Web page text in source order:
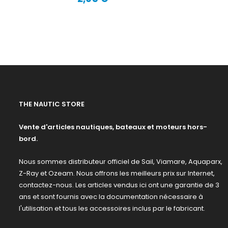
Prix
THE NAUTIC STORE
Vente d'articles nautiques, bateaux et moteurs hors-
bord.
Nous sommes distributeur officiel de Sail, Viamare, Aquaparx,
Z-Ray et Ozeam. Nous offrons les meilleurs prix sur Internet,
contactez-nous. Les articles vendus ici ont une garantie de 3
ans et sont fournis avec la documentation nécessaire à
l'utilisation et tous les accessoires inclus par le fabricant.